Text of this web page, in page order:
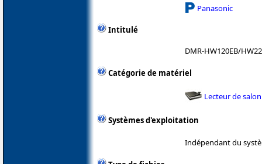
Panasonic
Intitulé
DMR-HW120EB/
Catégorie de matériel
Lecteur de salon
Systèmes d'exploitation
Indépendant du